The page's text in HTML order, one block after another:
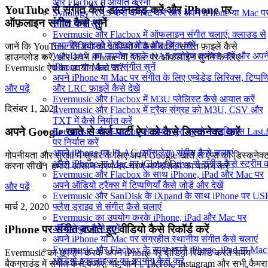
और Flacbox में आयात करना
Synology NAS कैसे कनेक्ट करें और अपने iPhone या Mac
संगीत कैसे सुनें
Evermusic और Flacbox में ऑफलाइन संगीत चलाएं: क्लाउड से
स्थानीय फ़ाइलों में डाउनलोड और सिंक करें
WebDAV का उपयोग करके NAS स्टोरेज कनेक्ट करें और
iPhone या Mac पर संगीत सुनें
अपने iPhone या Mac पर संगीत के लिए एम्बेडेड लिरिक्स,
और LRC फ़ाइलें कैसे देखें
Evermusic और Flacbox में M3U प्लेलिस्ट कैसे आयात करें
Evermusic और Flacbox में ट्रैक संग्रह को M3U, CSV और
TXT में कैसे निर्यात करें
Evermusic और Flacbox से अपना पूरा सुनने का इतिहास
पर निर्यात करें
अपने iPhone पर FLAC (लॉसलेस) संगीत कैसे चलाएं
अपने iPhone या Mac पर iCloud Drive से संगीत कैसे स्ट्रीम
Evermusic और Flacbox के साथ iPhone, iPad और Mac पर
अपने ऑडियो ट्रैक्स में टिप्पणियाँ कैसे जोड़ें और देखें
Evermusic और SanDisk के iXpand के साथ iPhone पर
फ्लैश ड्राइव से संगीत कैसे चलाएं
Evermusic का उपयोग करके iPhone, iPad और Mac पर
ऑडियोबुक कैसे सुनें
अपने iPhone या Mac पर संग्रहीत स्थानीय संगीत कैसे चलाएं
Evermusic और Flacbox के साथ अपने iPhone, iPad या Mac
ऑडियो इक्वलाइज़र का उपयोग कैसे करें
YouTube से संगीत कैसे डाउनलोड करें और iPhone पर
ऑफ़लाइन संगीत कैसे सुनें
जानें कि YouTube वीडियो को ऑडियो में कैसे बदलें, संगीत फ़ाइलें कैसे
डाउनलोड करें, और अपने iPhone या Mac पर ऑफ़लाइन सुनने के लिए
Evermusic ऐप का उपयोग कैसे करें।
और पढ़ें
दिसंबर 1, 2021
अपने Google खाते से थर्ड-पार्टी ऐप को कैसे डिस्कनेक्ट करें
गोपनीयता और सुरक्षा में सुधार के लिए अपने Google खाते से ऐप्स को
करना सीखें। हमारी आसान चरण-दर-चरण मार्गदर्शिका का पालन करें।
और पढ़ें
मार्च 2, 2020
iPhone पर संगीत बजाते हुए वीडियो कैसे रिकॉर्ड करें
Evermusic का उपयोग करके अपने iPhone पर वीडियो रिकॉर्ड करते समय
बैकग्राउंड में संगीत कैसे बजाएं, यह जानें। TikTok, Instagram और सभी कैमरा